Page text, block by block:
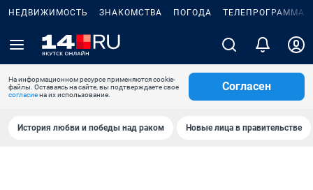
НЕДВИЖИМОСТЬ ЗНАКОМСТВА ПОГОДА ТЕЛЕПРОГРАММА
На информационном ресурсе применяются cookie-
файлы. Оставаясь на сайте, вы подтверждаете свое
согласиена их использование.
Согласен
История любви и победы над раком Новые лица в правительстве